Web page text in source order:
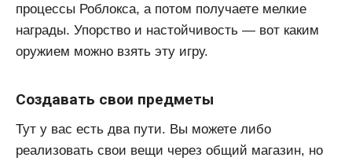
процессы Роблокса, а потом получаете мелкие
награды. Упорство и настойчивость — вот каким
оружием можно взять эту игру.
Создавать свои предметы
Тут у вас есть два пути. Вы можете либо
реализовать свои вещи через общий магазин, но